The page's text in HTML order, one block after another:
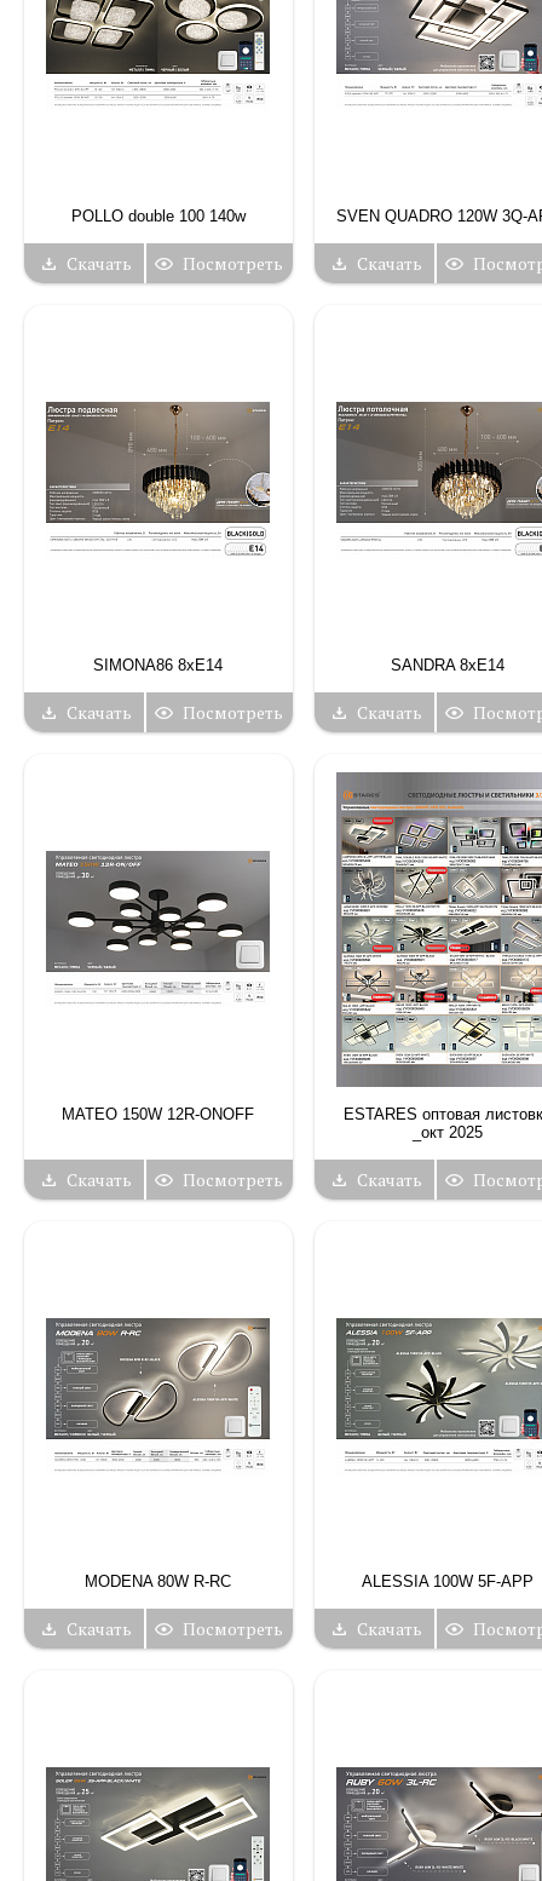
POLLO double 100 140w
Скачать Посмотреть
SVEN QUADRO 120W 3Q-
Скачать
SIMONA86 8хЕ14
Скачать Посмотреть
SANDRA 8хЕ14
Скачать
MATEO 150W 12R-ONOFF
Скачать Посмотреть
ESTARES оптовая
_окт 2025
Скачать
MODENA 80W R-RC
Скачать Посмотреть
ALESSIA 100W 5F-APP
Скачать